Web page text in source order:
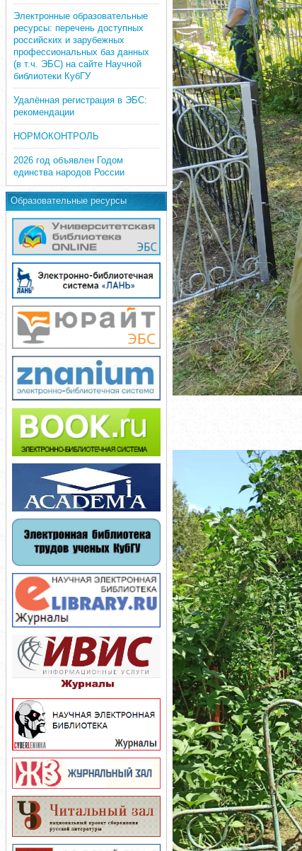
Электронные образовательные
ресурсы: перечень доступных
российских и зарубежных
профессиональных баз данных
(в т.ч. ЭБС) на сайте Научной
библиотеки КубГУ
Удалённая регистрация в ЭБС:
рекомендации
НОРМОКОНТРОЛЬ
2026 год объявлен Годом
единства народов России
Образовательные ресурсы